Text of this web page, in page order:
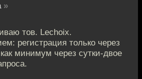
»
тов. Lechoix.
регистрация только через
минимум через сутки-двое